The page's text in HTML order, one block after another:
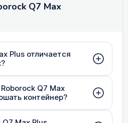
Q7 Max
Plus отличается
Q7 Max
контейнер?